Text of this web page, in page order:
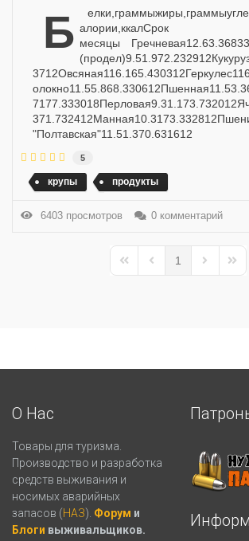
белки,граммыжиры,граммыуглеводы,граммык алории,ккалСрок
месяцы
"Полтавская"11.51.370.631612
5
крупы продукты
6403 просмотров 0 комментарий
First PagePrevious Page
1
Next Page
Last
О Нас
Товары для туризма.
Производство и разработка
средств выживания и
носимых аварийных
запасов (НАЗ). Форум и
Блоги выживальщиков.